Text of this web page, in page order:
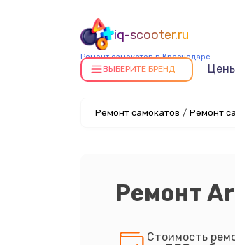
iq-scooter.ru
Ремонт самокатов в Краснодаре
ВЫБЕРИТЕ БРЕНД
Ремонт самокатов / Ремонт
Ремонт
Стоимость